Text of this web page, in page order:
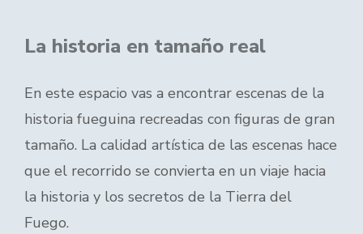
La historia en tamaño real
En este espacio vas a encontrar escenas de la
historia fueguina recreadas con figuras de gran
tamaño. La calidad artística de las escenas hace
que el recorrido se convierta en un viaje hacia
la historia y los secretos de la Tierra del
Fuego.